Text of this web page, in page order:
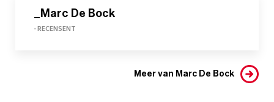
_Marc De Bock
- RECENSENT
Meer van Marc De Bock